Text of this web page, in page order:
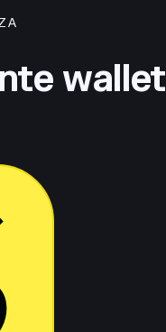
wallet